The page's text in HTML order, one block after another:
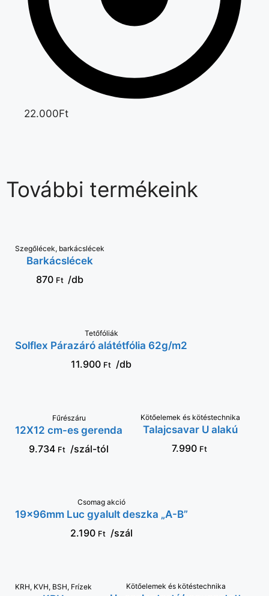
22.000Ft
További termékeink
VÁLASSZ
OPCIÓT
Szegőlécek, barkácslécek
Barkácslécek
870 Ft /db
KOSÁRBA
Tetőfóliák
Solflex Párazáró alátétfólia 62g/m2
11.900 Ft /db
VÁLASSZ OPCIÓT
Fűrészáru
12X12 cm-es gerenda
9.734 Ft /szál-tól
KOSÁRBA
Kötőelemek és kötéstechnika
Talajcsavar U alakú
7.990 Ft
KOSÁRBA
Csomag akció
19x96mm Luc gyalult deszka „A-B”
2.190 Ft /szál
VÁLASSZ
KRH, KVH, BSH, Frízek VÁLASSZ OPCIÓT
Kötőelemek és kötéstechnika